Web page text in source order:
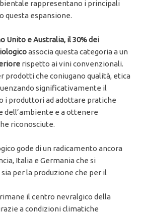
rappresentano i principali
questa espansione.
Unito e Australia, il 30% dei
associa questa categoria a un
rispetto ai vini convenzionali.
prodotti che coniugano qualità, etica
significativamente il
i produttori ad adottare pratiche
dell’ambiente e a ottenere
riconosciute.
gode di un radicamento ancora
Italia e Germania che si
per la produzione che per il
il centro nevralgico della
a condizioni climatiche